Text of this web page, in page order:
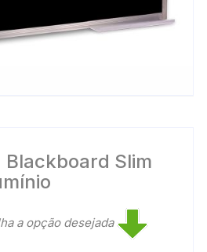
Blackboard Slim
a opção desejada